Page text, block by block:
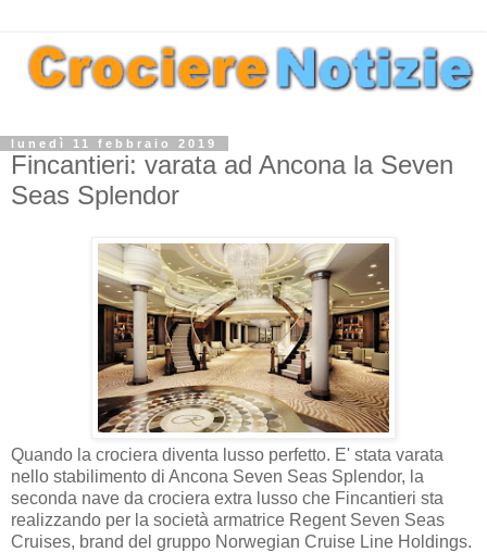
lunedì 11 febbraio 2019
Fincantieri: varata ad Ancona la Seven
Seas Splendor
Quando la crociera diventa lusso perfetto. E' stata varata
nello stabilimento di Ancona Seven Seas Splendor, la
seconda nave da crociera extra lusso che Fincantieri sta
realizzando per la società armatrice Regent Seven Seas
Cruises, brand del gruppo Norwegian Cruise Line Holdings.